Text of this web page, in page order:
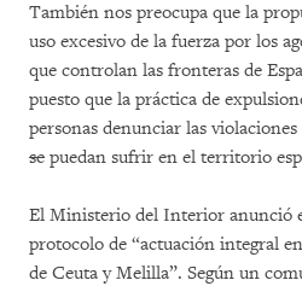
También nos preocupa que la
uso excesivo de la fuerza por los
que controlan las fronteras de
puesto que la práctica de
personas denunciar las
se puedan sufrir en el territorio
El Ministerio del Interior anunció
protocolo de “actuación integral
de Ceuta y Melilla”. Según un